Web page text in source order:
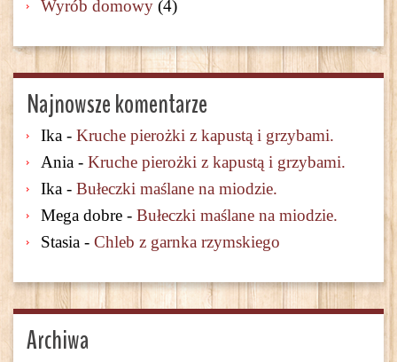
Wyrób domowy (4)
Najnowsze komentarze
Ika - Kruche pierożki z kapustą i grzybami.
Ania - Kruche pierożki z kapustą i grzybami.
Ika - Bułeczki maślane na miodzie.
Mega dobre - Bułeczki maślane na miodzie.
Stasia - Chleb z garnka rzymskiego
Archiwa